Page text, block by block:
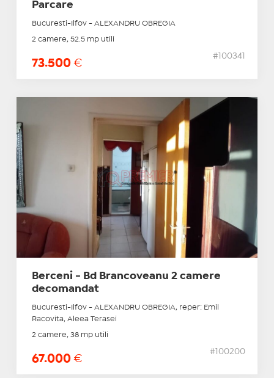
Parcare
Bucuresti-Ilfov - ALEXANDRU OBREGIA
2 camere, 52.5 mp utili
73.500 €
#100341
Berceni - Bd Brancoveanu 2 camere
decomandat
Bucuresti-Ilfov - ALEXANDRU OBREGIA, reper: Emil
Racovita, Aleea Terasei
2 camere, 38 mp utili
67.000 €
#100200